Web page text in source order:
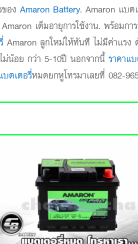
ของAmaron Battery. Amaron แบต
เต็มอายุการใช้งาน. พร้อมกา
Amaron ลูกใหม่ให้ทันที ไม่มีค่าแรง
ม่น้อย กว่า 5-10ปี นอกจากนี้ราคาแ
บตเตอรี่หมดยกหูโทรมาเลยที่ 082-